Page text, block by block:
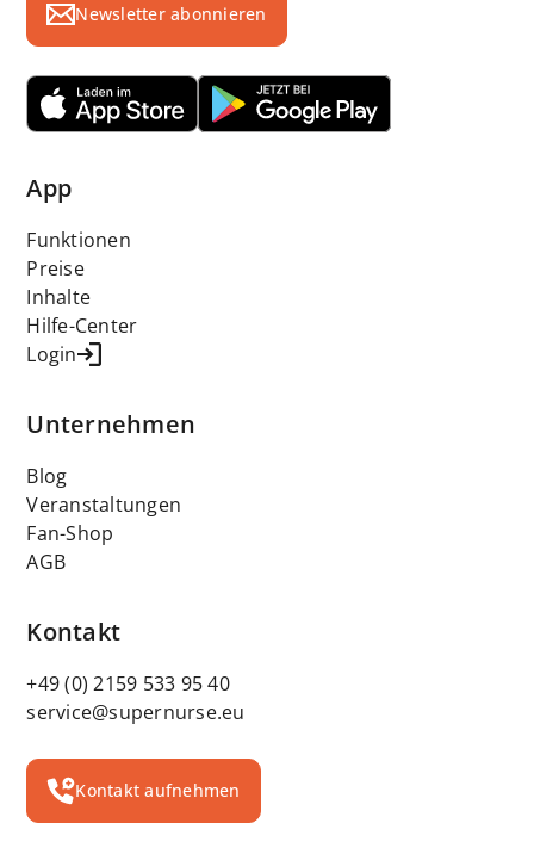
Newsletter abonnieren
App
Funktionen
Preise
Inhalte
Hilfe-Center
Login
Unternehmen
Blog
Veranstaltungen
Fan-Shop
AGB
Kontakt
+49 (0) 2159 533 95 40
service@supernurse.eu
Kontakt aufnehmen